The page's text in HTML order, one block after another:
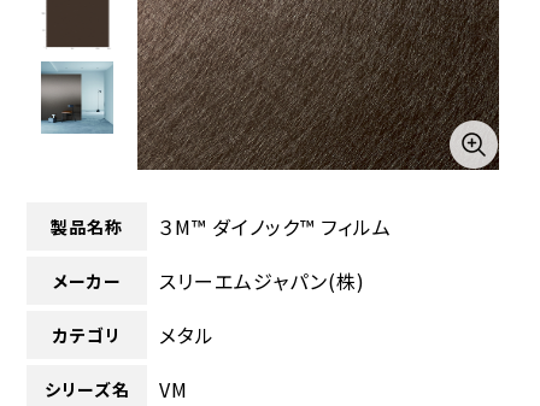
製品名称 ３M™ ダイノック™ フィルム
メーカー スリーエムジャパン(株)
カテゴリ メタル
シリーズ名 VM